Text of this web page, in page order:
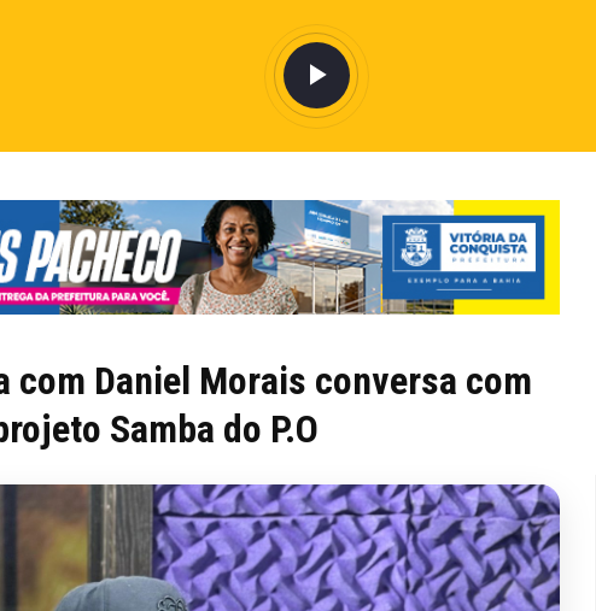
com Daniel Morais conversa com
Samba do P.O